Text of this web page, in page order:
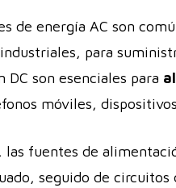
de energía AC son
para
son esenciales para
móviles,
fuentes de
seguido de